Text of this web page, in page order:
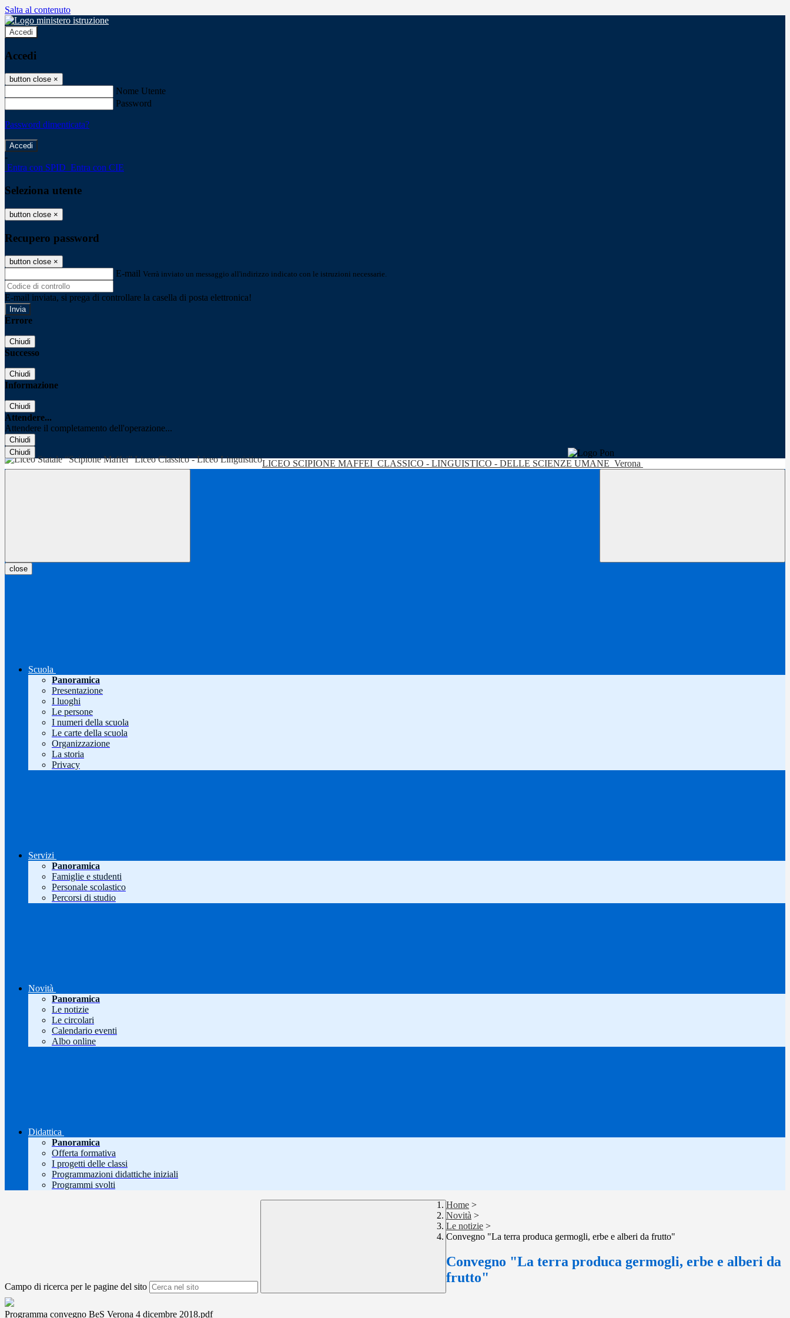
Salta al contenuto
Accedi
Accedi
button close ×
Nome Utente
Password
Password dimenticata?
-
Entra con SPID Entra con CIE
Seleziona utente
button close ×
Recupero password
button close ×
E-mail Verrà inviato un messaggio all'indirizzo indicato con le istruzioni necessarie.
E-mail inviata, si prega di controllare la casella di posta elettronica!
Errore
Chiudi
Successo
Chiudi
Informazione
Chiudi
Attendere...
Attendere il completamento dell'operazione...
Chiudi
Chiudi
LICEO SCIPIONE MAFFEI CLASSICO - LINGUISTICO - DELLE SCIENZE UMANE Verona
close
Scuola
Panoramica
Presentazione
I luoghi
Le persone
I numeri della scuola
Le carte della scuola
Organizzazione
La storia
Privacy
Servizi
Panoramica
Famiglie e studenti
Personale scolastico
Percorsi di studio
Novità
Panoramica
Le notizie
Le circolari
Calendario eventi
Albo online
Didattica
Panoramica
Offerta formativa
I progetti delle classi
Programmazioni didattiche iniziali
Programmi svolti
Campo di ricerca per le pagine del sito
Home >
Novità >
Le notizie >
Convegno "La terra produca germogli, erbe e alberi da frutto"
Convegno "La terra produca germogli, erbe e alberi da
frutto"
Programma convegno BeS Verona 4 dicembre 2018.pdf